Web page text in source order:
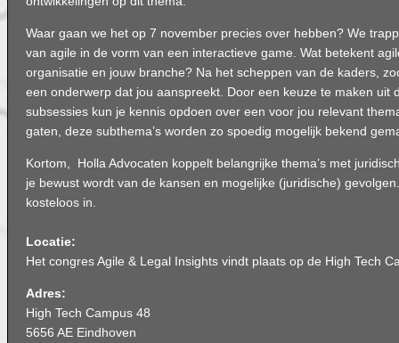
Waar gaan we het op 7 november precies over hebben? We
van agile in de vorm van een interactieve game. Wat betekent
organisatie en jouw branche? Na het scheppen van de kaders,
een onderwerp dat jou aanspreekt. Door een keuze te maken uit
subsessies kun je kennis opdoen over een voor jou relevant
gaten, deze subthema’s worden zo spoedig mogelijk bekend
Kortom, Holla Advocaten koppelt belangrijke thema’s met
je bewust wordt van de kansen en mogelijke (juridische)
kosteloos in.
Locatie:
Het congres Agile & Legal Insights vindt plaats op de High Tech
Adres:
High Tech Campus 48
5656 AE Eindhoven